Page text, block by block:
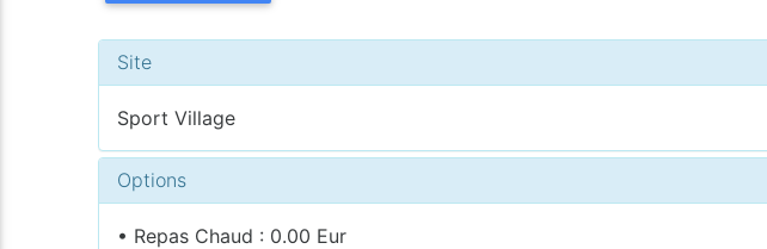
Site
Sport Village
Options
• Repas Chaud : 0.00 Eur